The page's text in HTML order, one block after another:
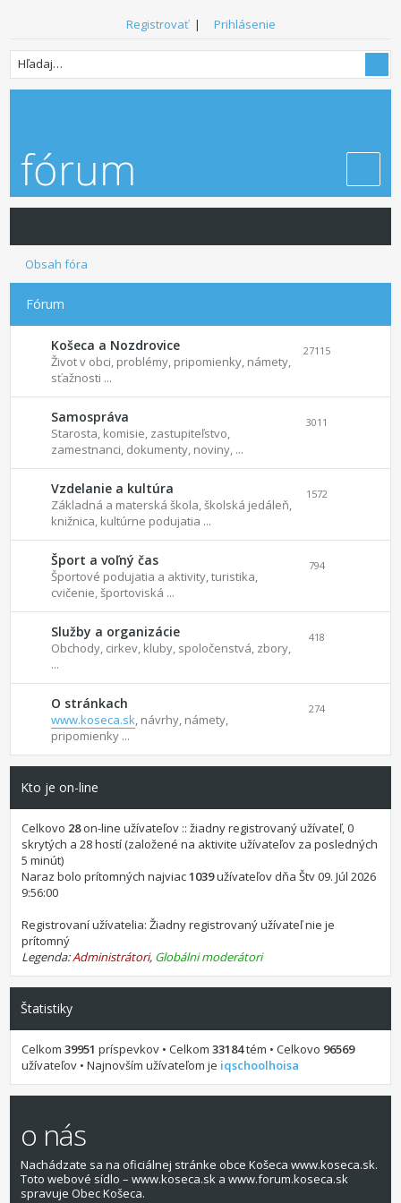
Registrovať| Prihlásenie
Obsah fóra
Fórum
Košeca a Nozdrovice
Život v obci, problémy, pripomienky, námety,
sťažnosti ...
27115
Samospráva
Starosta, komisie, zastupiteľstvo,
zamestnanci, dokumenty, noviny, ...
3011
Vzdelanie a kultúra
Základná a materská škola, školská jedáleň,
knižnica, kultúrne podujatia ...
1572
Šport a voľný čas
Športové podujatia a aktivity, turistika,
cvičenie, športoviská ...
794
Služby a organizácie
Obchody, cirkev, kluby, spoločenstvá, zbory,
...
418
O stránkach
www.koseca.sk, návrhy, námety,
pripomienky ...
274
Kto je on-line
Celkovo 28on-line užívateľov :: žiadny registrovaný užívateľ, 0
skrytých a 28 hostí (založené na aktivite užívateľov za posledných
5 minút)
Naraz bolo prítomných najviac1039užívateľov dňa Štv 09. Júl 2026
9:56:00
Registrovaní užívatelia: Žiadny registrovaný užívateľ nie je
prítomný
Legenda:Administrátori, Globálni moderátori
Štatistiky
Celkom39951 príspevkov • Celkom33184tém • Celkovo 96569
užívateľov • Najnovším užívateľom je iqschoolhoisa
o nás
Nachádzate sa na oficiálnej stránke obce Košeca www.koseca.sk.
Toto webové sídlo – www.koseca.sk a www.forum.koseca.sk
spravuje Obec Košeca.